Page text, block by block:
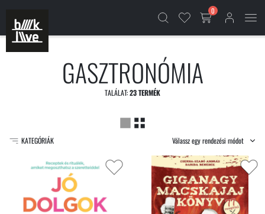
0
GASZTRONÓMIA
TALÁLAT:23 TERMÉK
KATEGÓRIÁK Válassz egy rendezési módot